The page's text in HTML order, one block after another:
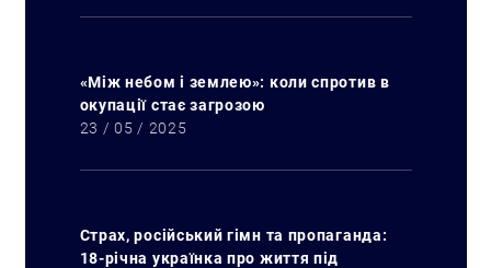
«Між небом і землею»: коли спротив в
окупації стає загрозою
23 / 05 / 2025
Страх, російський гімн та пропаганда:
18-річна українка про життя під